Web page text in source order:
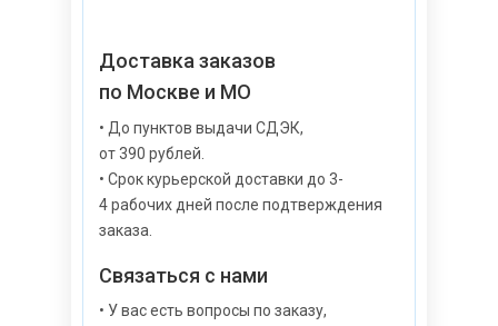
Доставка заказов
по Москве и МО
Связаться с нами
• До пунктов выдачи СДЭК,
от 390 рублей.
• Срок курьерской доставки до 3-
4 рабочих дней после подтверждения
заказа.
• У вас есть вопросы по заказу,